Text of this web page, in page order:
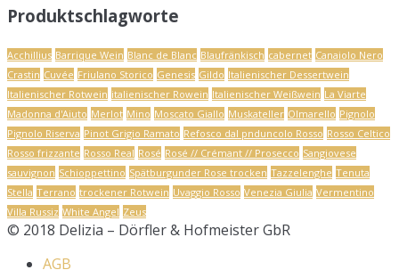
Produktschlagworte
Acchillius Barrique Wein Blanc de Blanc Blaufränkisch cabernet Canaiolo Nero
Crastin Cuvée Friulano Storico Genesis Gildo Italienischer Dessertwein
Italienischer Rotwein italienischer Rowein Italienischer Weißwein La Viarte
Madonna d'Aiuto Merlot Mino Moscato Giallo Muskateller Olmarello Pignolo
Pignolo Riserva Pinot Grigio Ramato Refosco dal pnduncolo Rosso Rosso Celtico
Rosso frizzante Rosso Real Rosé Rosé // Crémant // Prosecco Sangiovese
sauvignon Schioppettino Spätburgunder Rose trocken Tazzelenghe Tenuta
Stella Terrano trockener Rotwein Uvaggio Rosso Venezia Giulia Vermentino
Villa Russiz White Angel Zeus
© 2018 Delizia – Dörfler & Hofmeister GbR
AGB